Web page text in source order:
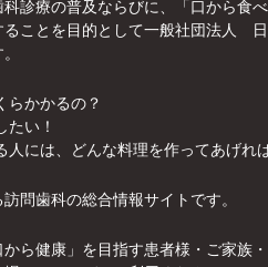
診療の普及ならびに、「口から食べ
ることを目的として一般社団法人
らかかるの？
い！
人には、どんな料理を作ってあげれ
問歯科の総合情報サイトです。
から健康」を目指す患者様・ご家族